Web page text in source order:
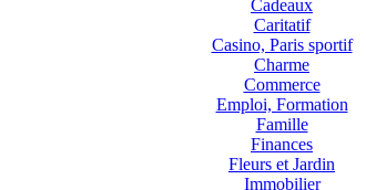
Cadeaux
Caritatif
Casino, Paris sportif
Charme
Commerce
Emploi, Formation
Famille
Finances
Fleurs et Jardin
Immobilier